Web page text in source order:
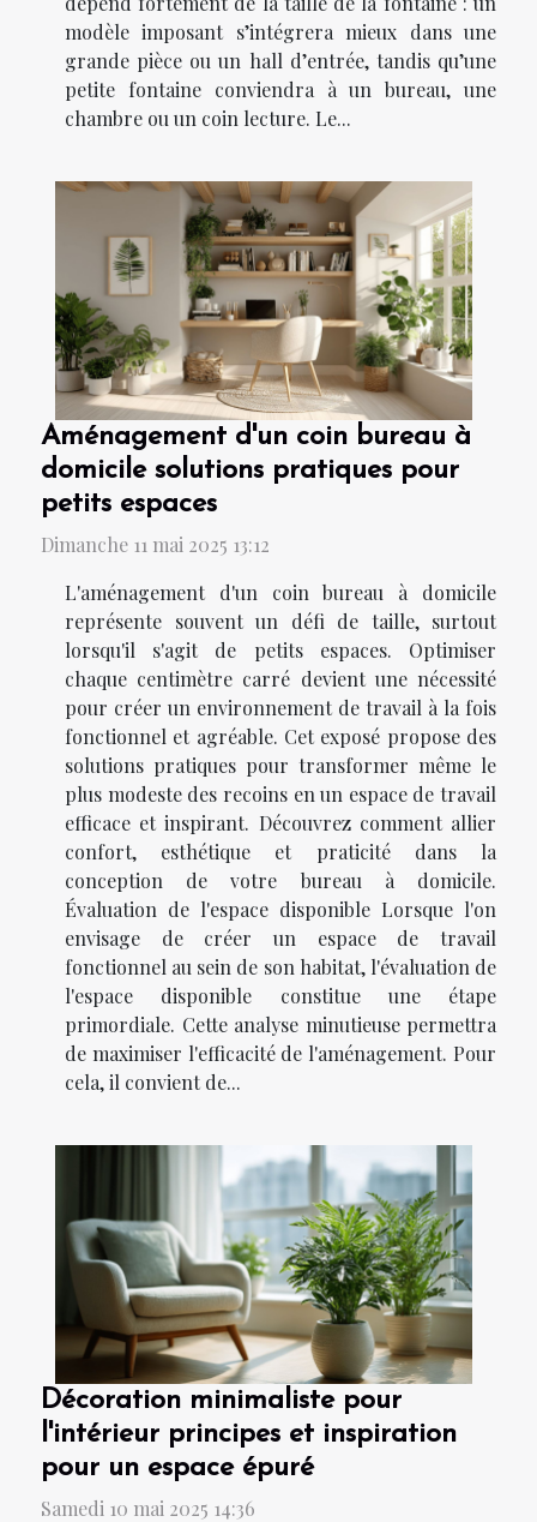
modèle imposant s’intégrera mieux dans une
grande pièce ou un hall d’entrée, tandis qu’une
petite fontaine conviendra à un bureau, une
chambre ou un coin lecture. Le...
Aménagement d'un coin bureau à
domicile solutions pratiques pour
petits espaces
Dimanche 11 mai 2025 13:12
L'aménagement d'un coin bureau à domicile
représente souvent un défi de taille, surtout
lorsqu'il s'agit de petits espaces. Optimiser
chaque centimètre carré devient une nécessité
pour créer un environnement de travail à la fois
fonctionnel et agréable. Cet exposé propose des
solutions pratiques pour transformer même le
plus modeste des recoins en un espace de travail
efficace et inspirant. Découvrez comment allier
confort, esthétique et praticité dans la
conception de votre bureau à domicile.
Évaluation de l'espace disponible Lorsque l'on
envisage de créer un espace de travail
fonctionnel au sein de son habitat, l'évaluation de
l'espace disponible constitue une étape
primordiale. Cette analyse minutieuse permettra
de maximiser l'efficacité de l'aménagement. Pour
cela, il convient de...
Décoration minimaliste pour
l'intérieur principes et inspiration
pour un espace épuré
Samedi 10 mai 2025 14:36